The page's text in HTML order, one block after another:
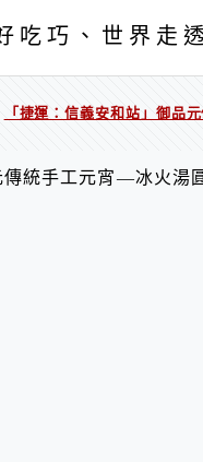
吃巧、世界走
「捷運：信義安和站」御品
傳統手工元宵—冰火湯